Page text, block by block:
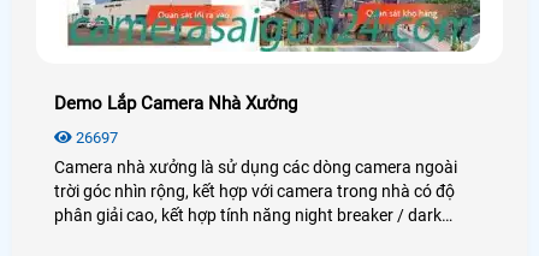
Demo Lắp Camera Nhà Xưởng
26697
Camera nhà xưởng là sử dụng các dòng camera ngoài
trời góc nhìn rộng, kết hợp với camera trong nhà có độ
phân giải cao, kết hợp tính năng night breaker / dark